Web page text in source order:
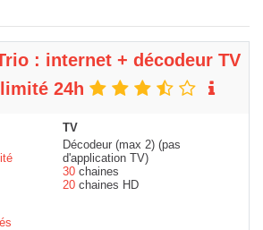
: internet + décodeur TV
24h
TV
Décodeur (max 2) (pas
d'application TV)
30 chaines
20 chaines HD